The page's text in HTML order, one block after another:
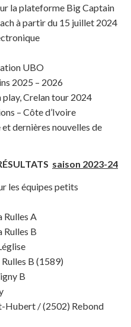
la plateforme Big Captain
à partir du 15 juillet 2024
UBO
2025 – 2026
Crelan tour 2024
– Côte d’Ivoire
dernières nouvelles de
saison 2023-24
les équipes petits
Rulles A
Rulles B
B (1589)
B
Hubert / (2502) Rebond